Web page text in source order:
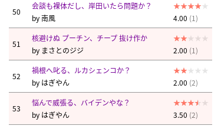
50
会談も裸体だし、岸田いたら問題か？
by南風 4.00 (1)
51
核避けぬ プーチン、チープ 抜け作か
by まさとのジジ 2.00 (1)
52
禍根へ叱る、ルカシェンコか？
by はぎやん 2.00 (2)
53
悩んで威張る、バイデンやな？
by はぎやん 3.50 (2)